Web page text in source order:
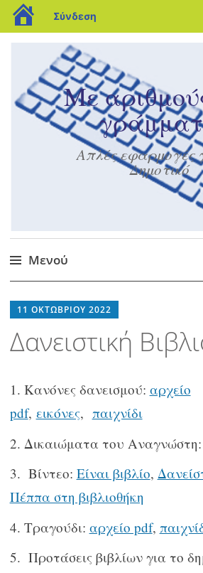
blogs.sch.gr
Σύνδεση
Με
Απλές εφαρμογές
Δημοτικό
Μενού
στο
11 ΟΚΤΩΒΡΊΟΥ 2022
Δανειστική
Κανόνες δανεισμού: αρχείο
pdf, εικόνες, παιχνίδι
Δικαιώματα του Αναγνώστη:
Βίντεο: Είναι βιβλίο,
Πέππα στη βιβλιοθήκη
Τραγούδι: αρχείο pdf,
Προτάσεις βιβλίων για το